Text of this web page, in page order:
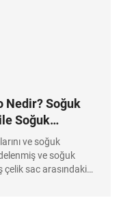
Nedir? Soğuk
Soğuk
Sac
ve soğuk
ve soğuk
sac arasındaki